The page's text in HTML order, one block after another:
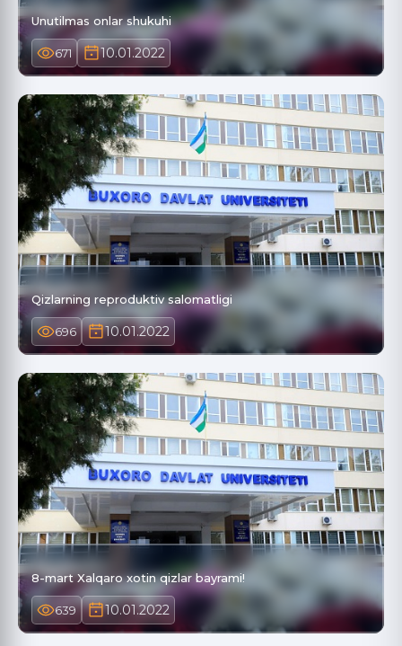
Unutilmas onlar shukuhi
671 10.01.2022
Qizlarning reproduktiv salomatligi
696 10.01.2022
8-mart Xalqaro xotin qizlar bayrami!
639 10.01.2022